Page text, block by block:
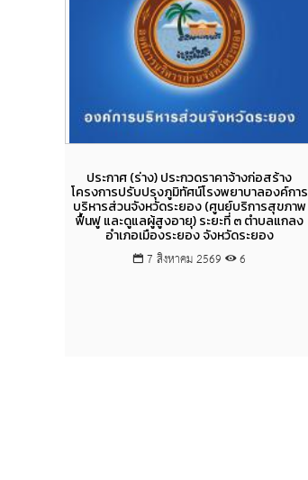
ประกาศ (ร่าง) ประกวดราคาจ้างก่อสร้าง
โครงการปรับปรุงภูมิทัศน์โรงพยาบาลองค์การ
บริหารส่วนจังหวัดระยอง (ศูนย์บริการสุขภาพ
ฟื้นฟู และดูแลผู้สูงอายุ) ระยะที่ ๓ ตำบลแกลง
อำเภอเมืองระยอง จังหวัดระยอง
7 สิงหาคม 2569 6